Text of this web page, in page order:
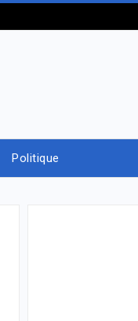
Politique